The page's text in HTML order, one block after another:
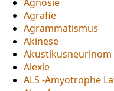
Agrafie
Agrammatismus
Akinese
Akustikusneurinom
Alexie
ALS -Amyotrophe